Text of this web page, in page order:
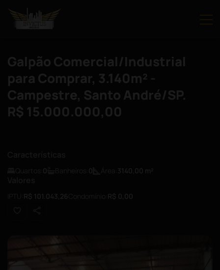
Galpão Comercial/Industrial
para Comprar, 3.140m² -
Campestre, Santo André/SP.
R$ 15.000.000,00
0 0 3140,00 m²
R$ 101.043,26 R$ 0,00